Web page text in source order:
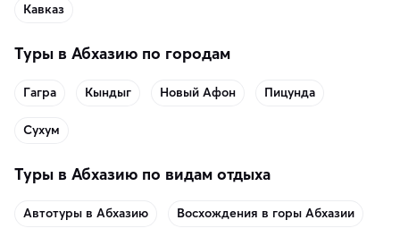
Кавказ
Туры в Абхазию по городам
Гагра Кындыг Новый Афон Пицунда
Сухум
Туры в Абхазию по видам отдыха
Автотуры в Абхазию Восхождения в горы Абхазии